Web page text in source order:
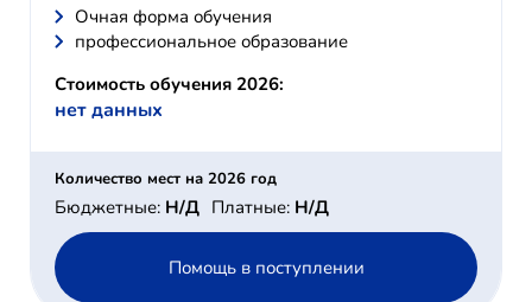
Очная форма обучения
профессиональное образование
Стоимость обучения 2026:
нет данных
Количество мест на 2026 год
Бюджетные: Н/Д Платные: Н/Д
Помощь в поступлении